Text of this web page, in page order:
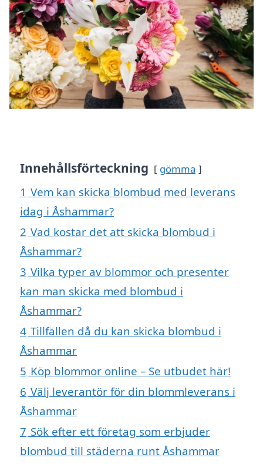
Innehållsförteckning gömma
1 Vem kan skicka blombud med leverans
idag i Åshammar?
2 Vad kostar det att skicka blombud i
Åshammar?
3 Vilka typer av blommor och presenter
kan man skicka med blombud i
Åshammar?
4 Tillfällen då du kan skicka blombud i
Åshammar
5 Köp blommor online – Se utbudet här!
6 Välj leverantör för din blommleverans i
Åshammar
7 Sök efter ett företag som erbjuder
blombud till städerna runt Åshammar